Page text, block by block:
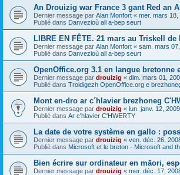
An Drouizig war France 3 gant Red an
Dernier message par Alan Monfort « mer. mars 18,
Publié dans Danvezioù all a-bep seurt
LIBRE EN FÊTE. 21 mars au Triskell de
Dernier message par Alan Monfort « sam. mars
Publié dans Danvezioù all a-bep seurt
OpenOffice.org 3.1 en langue bretonne
Dernier message par drouizig « dim. mars 01,
Publié dans Troidigezh OpenOffice.org e
Mont en-dro ar c´hlavier brezhoneg
Dernier message par drouizig « lun. janv. 12,
Publié dans Ar c'hlavier C'HWERTY
La date de votre système en gallo :
Dernier message par drouizig « ven. déc. 26,
Publié dans Microsoft et le breton - Microsoft and
Bien écrire sur ordinateur en māori,
Dernier message par drouizig « mer. déc. 17,